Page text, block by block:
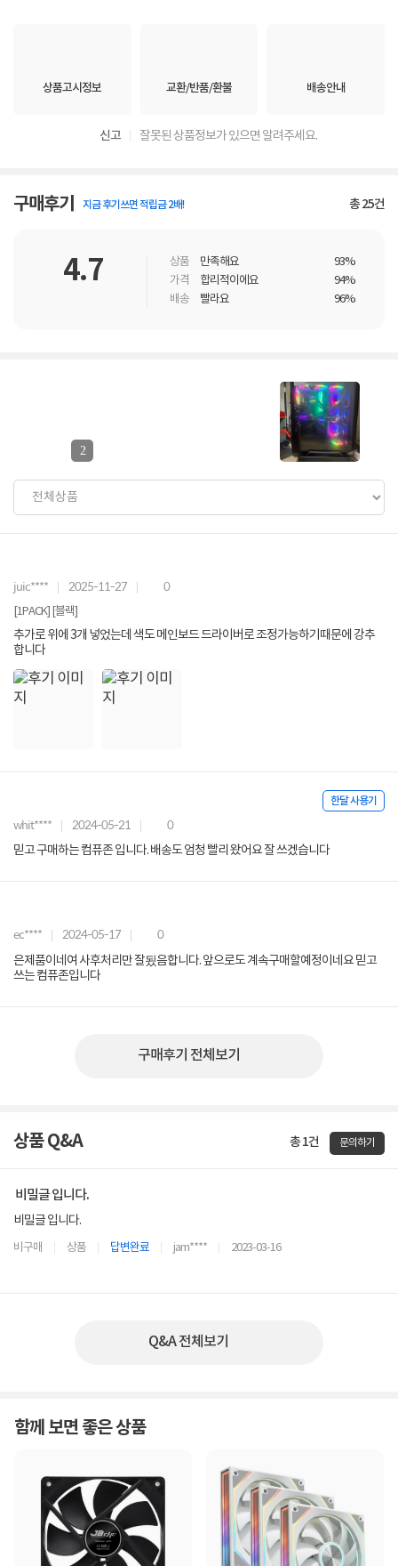
상품고시정보 교환/반품/환불 배송안내
신고 잘못된 상품정보가 있으면 알려주세요.
구매후기 지금 후기쓰면 적립금 2배! 총25건
4.7 상품 만족해요
93%
가격
합리적이에요
94%
배송
빨라요 96%
2
juic**** 2025-11-27 0
[1PACK] [블랙]
추가로 위에 3개 넣었는데 색도 메인보드 드라이버로 조정가능하기때문에 강추
합니다
한달 사용기
whit**** 2024-05-21 0
믿고 구매하는 컴퓨존 입니다. 배송도 엄청 빨리 왔어요 잘 쓰겠습니다
ec**** 2024-05-17 0
은제품이네여 사후처리만 잘됬음합니다. 앞으로도 계속구매할예정이네요 믿고
쓰는 컴퓨존입니다
구매후기 전체보기
상품 Q&A 총 1건 문의하기
비밀글 입니다.
비밀글 입니다.
비구매 상품 답변완료 jam**** 2023-03-16
Q&A 전체보기
함께 보면 좋은 상품